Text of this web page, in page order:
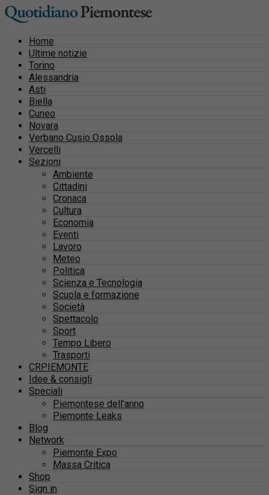
Home
Ultime notizie
Torino
Alessandria
Asti
Biella
Cuneo
Novara
Verbano Cusio Ossola
Vercelli
Sezioni
Ambiente
Cittadini
Cronaca
Cultura
Economia
Eventi
Lavoro
Meteo
Politica
Scienza e Tecnologia
Scuola e formazione
Società
Spettacolo
Sport
Tempo Libero
Trasporti
CRPIEMONTE
Idee & consigli
Speciali
Piemontese dell’anno
Piemonte Leaks
Blog
Network
Piemonte Expo
Massa Critica
Shop
Sign in